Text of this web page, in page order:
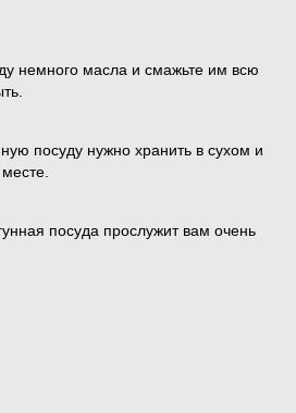
немного масла и смажьте им всю
посуду нужно хранить в сухом и
посуда прослужит вам очень